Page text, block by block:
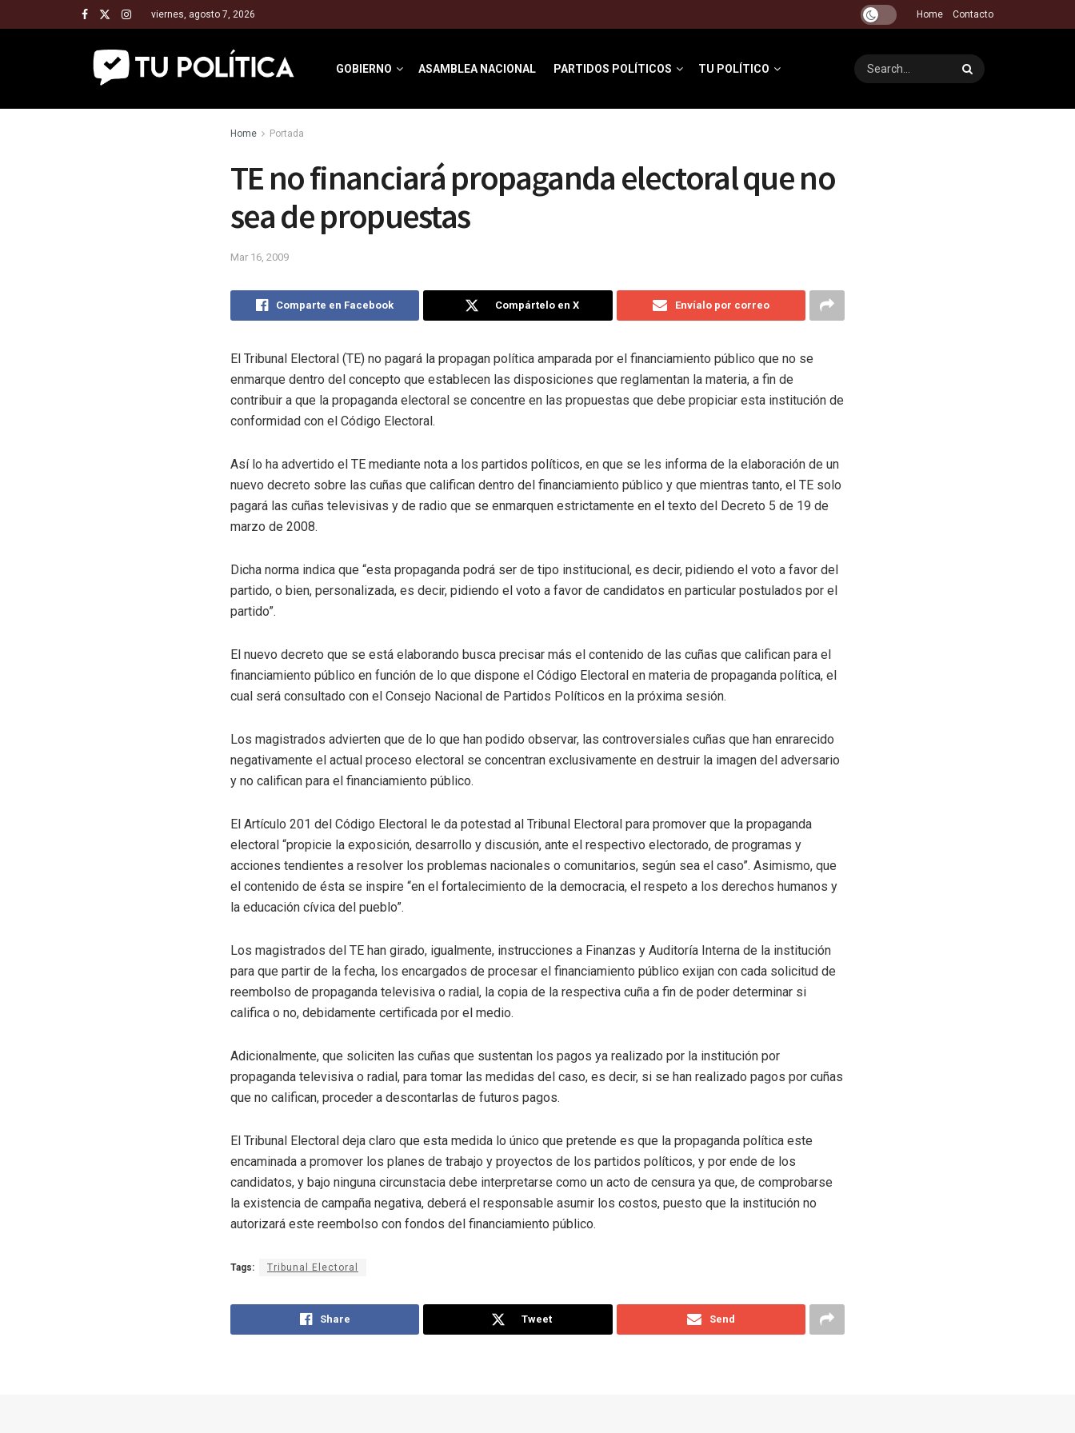
viernes, agosto 7, 2026 Home Contacto
GOBIERNO ASAMBLEA NACIONAL PARTIDOS POLÍTICOS TU POLÍTICO
Home Portada
TE no financiará propaganda electoral que no
sea de propuestas
Mar 16, 2009
Comparte en Facebook Compártelo en X Envíalo por correo
El Tribunal Electoral (TE) no pagará la propagan política amparada por el financiamiento público que no se
enmarque dentro del concepto que establecen las disposiciones que reglamentan la materia, a fin de
contribuir a que la propaganda electoral se concentre en las propuestas que debe propiciar esta institución de
conformidad con el Código Electoral.
Así lo ha advertido el TE mediante nota a los partidos políticos, en que se les informa de la elaboración de un
nuevo decreto sobre las cuñas que califican dentro del financiamiento público y que mientras tanto, el TE solo
pagará las cuñas televisivas y de radio que se enmarquen estrictamente en el texto del Decreto 5 de 19 de
marzo de 2008.
Dicha norma indica que “esta propaganda podrá ser de tipo institucional, es decir, pidiendo el voto a favor del
partido, o bien, personalizada, es decir, pidiendo el voto a favor de candidatos en particular postulados por el
partido”.
El nuevo decreto que se está elaborando busca precisar más el contenido de las cuñas que califican para el
financiamiento público en función de lo que dispone el Código Electoral en materia de propaganda política, el
cual será consultado con el Consejo Nacional de Partidos Políticos en la próxima sesión.
Los magistrados advierten que de lo que han podido observar, las controversiales cuñas que han enrarecido
negativamente el actual proceso electoral se concentran exclusivamente en destruir la imagen del adversario
y no califican para el financiamiento público.
El Artículo 201 del Código Electoral le da potestad al Tribunal Electoral para promover que la propaganda
electoral “propicie la exposición, desarrollo y discusión, ante el respectivo electorado, de programas y
acciones tendientes a resolver los problemas nacionales o comunitarios, según sea el caso”. Asimismo, que
el contenido de ésta se inspire “en el fortalecimiento de la democracia, el respeto a los derechos humanos y
la educación cívica del pueblo”.
Los magistrados del TE han girado, igualmente, instrucciones a Finanzas y Auditoría Interna de la institución
para que partir de la fecha, los encargados de procesar el financiamiento público exijan con cada solicitud de
reembolso de propaganda televisiva o radial, la copia de la respectiva cuña a fin de poder determinar si
califica o no, debidamente certificada por el medio.
Adicionalmente, que soliciten las cuñas que sustentan los pagos ya realizado por la institución por
propaganda televisiva o radial, para tomar las medidas del caso, es decir, si se han realizado pagos por cuñas
que no califican, proceder a descontarlas de futuros pagos.
El Tribunal Electoral deja claro que esta medida lo único que pretende es que la propaganda política este
encaminada a promover los planes de trabajo y proyectos de los partidos políticos, y por ende de los
candidatos, y bajo ninguna circunstacia debe interpretarse como un acto de censura ya que, de comprobarse
la existencia de campaña negativa, deberá el responsable asumir los costos, puesto que la institución no
autorizará este reembolso con fondos del financiamiento público.
Tags: Tribunal Electoral
Share Tweet Send